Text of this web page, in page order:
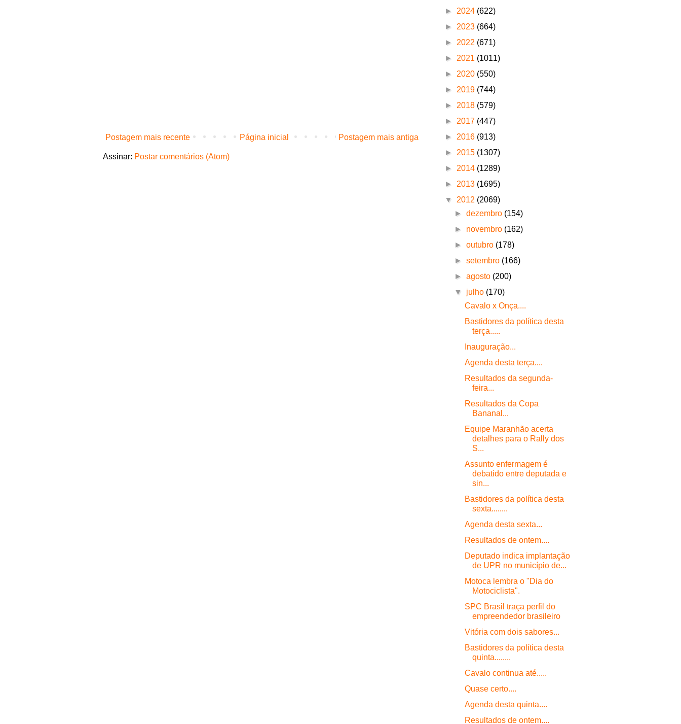
Postagem mais recente Postagem mais antiga
Página inicial
Assinar: Postar comentários (Atom)
► 2024 (622)
► 2023 (664)
► 2022 (671)
► 2021 (1011)
► 2020 (550)
► 2019 (744)
► 2018 (579)
► 2017 (447)
► 2016 (913)
► 2015 (1307)
► 2014 (1289)
► 2013 (1695)
▼ 2012 (2069)
►dezembro (154)
► novembro (162)
►outubro (178)
►setembro (166)
►agosto (200)
▼ julho (170)
Cavalo x Onça....
Bastidores da política desta
terça.....
Inauguração...
Agenda desta terça....
Resultados da segunda-
feira...
Resultados da Copa
Bananal...
Equipe Maranhão acerta
detalhes para o Rally dos
S...
Assunto enfermagem é
debatido entre deputada e
sin...
Bastidores da política desta
sexta........
Agenda desta sexta...
Resultados de ontem....
Deputado indica implantação
de UPR no município de...
Motoca lembra o "Dia do
Motociclista".
SPC Brasil traça perfil do
empreendedor brasileiro
Vitória com dois sabores...
Bastidores da política desta
quinta........
Cavalo continua até.....
Quase certo....
Agenda desta quinta....
Resultados de ontem....